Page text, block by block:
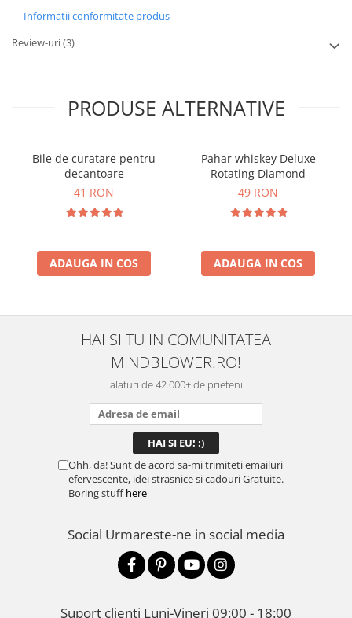
Informatii conformitate produs
Review-uri(3)
PRODUSE ALTERNATIVE
Bile de curatare pentru
decantoare
41 RON
ADAUGA IN COS
Pahar whiskey Deluxe
Rotating Diamond
49 RON
ADAUGA IN COS
HAI SI TU IN COMUNITATEA
MINDBLOWER.RO!
alaturi de 42.000+ de prieteni
Ohh, da! Sunt de acord sa-mi trimiteti emailuri
efervescente, idei strasnice si cadouri Gratuite.
Boring stuffhere
Social Urmareste-ne in social media
Suport clienti Luni-Vineri 09:00 - 18:00